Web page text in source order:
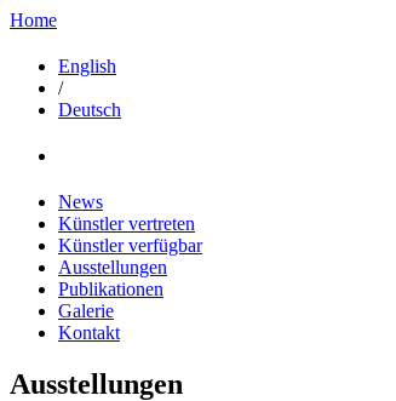
Home
English
/
Deutsch
News
Künstler vertreten
Künstler verfügbar
Ausstellungen
Publikationen
Galerie
Kontakt
Ausstellungen